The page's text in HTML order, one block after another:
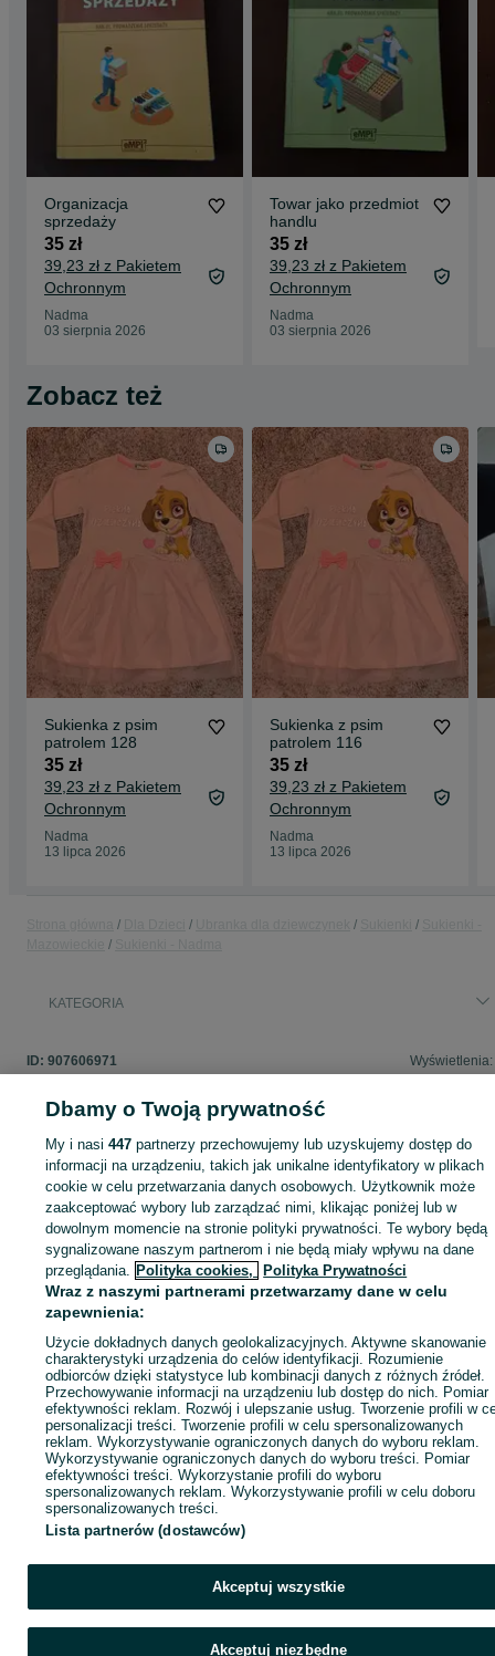
Organizacja
sprzedaży
35 zł
39,23 zł z Pakietem
Ochronnym
Nadma
03 sierpnia 2026
Towar jako przedmiot
handlu
35 zł
39,23 zł z Pakietem
Ochronnym
Nadma
03 sierpnia 2026
Zobacz też
Sukienka z psim
patrolem 128
35 zł
39,23 zł z Pakietem
Ochronnym
Nadma
13 lipca 2026
Sukienka z psim
patrolem 116
35 zł
39,23 zł z Pakietem
Ochronnym
Nadma
13 lipca 2026
KATEGORIA
ID: 907606971 Wyświetlenia:
Zaloguj się lub załóż konto na OLX, aby skontaktować się z
sprzedającym
Zaloguj się / Załóż konto
Dbamy o Twoją prywatność
My i nasi447 partnerzy przechowujemy lub uzyskujemy dostęp do
informacji na urządzeniu, takich jak unikalne identyfikatory w plikach
cookie w celu przetwarzania danych osobowych. Użytkownik może
zaakceptować wybory lub zarządzać nimi, klikając poniżej lub w
dowolnym momencie na stronie polityki prywatności. Te wybory będą
sygnalizowane naszym partnerom i nie będą miały wpływu na dane
przeglądania. Polityka cookies, Polityka Prywatności
Wraz z naszymi partnerami przetwarzamy dane w celu
zapewnienia:
Użycie dokładnych danych geolokalizacyjnych. Aktywne skanowanie
charakterystyki urządzenia do celów identyfikacji. Rozumienie
odbiorców dzięki statystyce lub kombinacji danych z różnych źródeł.
Przechowywanie informacji na urządzeniu lub dostęp do nich. Pomiar
efektywności reklam. Rozwój i ulepszanie usług. Tworzenie profili w
personalizacji treści. Tworzenie profili w celu spersonalizowanych
reklam. Wykorzystywanie ograniczonych danych do wyboru reklam.
Wykorzystywanie ograniczonych danych do wyboru treści. Pomiar
efektywności treści. Wykorzystanie profili do wyboru
spersonalizowanych reklam. Wykorzystywanie profili w celu doboru
spersonalizowanych treści.
Lista partnerów (dostawców)
Akceptuj wszystkie
Akceptuj niezbędne